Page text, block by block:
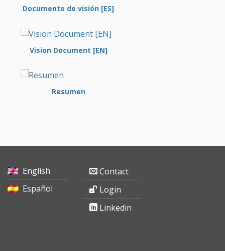
Documento de visión [ES]
Vision Document [EN]
Resumen
English
Español
Contact
Login
Linkedin